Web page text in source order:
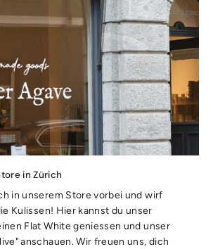
in Zürich
in unserem Store vorbei und wirf
Kulissen! Hier kannst du unser
Flat White geniessen und unser
anschauen. Wir freuen uns, dich